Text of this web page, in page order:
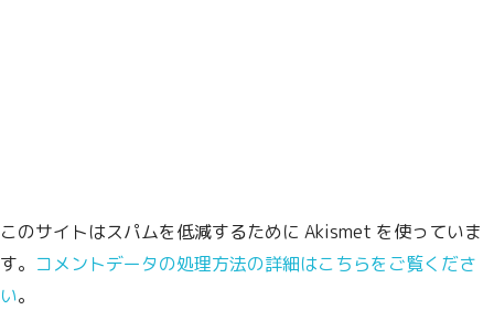
このサイトはスパムを低減するために Akismet を使っていま
す。 コメントデータの処理方法の詳細はこちらをご覧くださ
い。